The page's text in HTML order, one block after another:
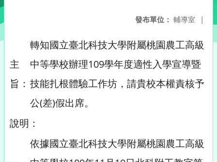
發布單位： 輔導室 |
主
旨：
轉知國立臺北科技大學附屬桃園農工高級
中等學校辦理109學年度適性入學宣導暨
技能扎根體驗工作坊，請貴校本權責核予
公(差)假出席。
說明：
依據國立臺北科技大學附屬桃園農工高級